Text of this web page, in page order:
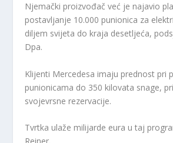
Njemački proizvođač već je najavio
postavljanje 10.000 punionica za
diljem svijeta do kraja desetljeća,
Dpa.
Klijenti Mercedesa imaju prednost pri
punionicama do 350 kilovata snage,
svojevrsne rezervacije.
Tvrtka ulaže milijarde eura u taj